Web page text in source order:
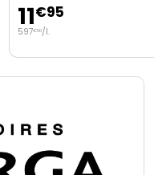
11€95
597€50/l.